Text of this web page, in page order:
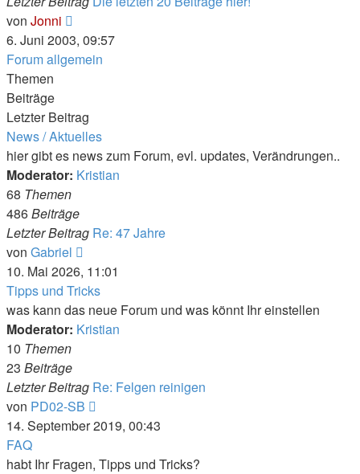
von Jonni
Beitrag
6. Juni 2003, 09:57
Forum allgemein
Themen
Beiträge
Letzter Beitrag
News / Aktuelles
hier gibt es news zum Forum, evl. updates, Verändrungen..
Moderator: Kristian
68 Themen
486Beiträge
Letzter Beitrag Re: 47 Jahre
von Gabriel
Beitrag
10. Mai 2026, 11:01
Tipps und Tricks
was kann das neue Forum und was könnt Ihr einstellen
Moderator: Kristian
10 Themen
23 Beiträge
Letzter Beitrag Re: Felgen reinigen
von PD02-SB
Beitrag
14. September 2019, 00:43
FAQ
habt Ihr Fragen, Tipps und Tricks?